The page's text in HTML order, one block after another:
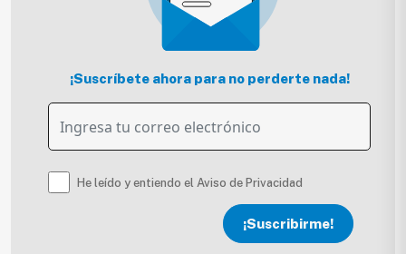
¡Suscríbete ahora para no perderte nada!
He leído y entiendo el Aviso de Privacidad
¡Suscribirme!